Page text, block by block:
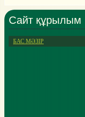
Сайт құрылым
БАС МӘЗІР